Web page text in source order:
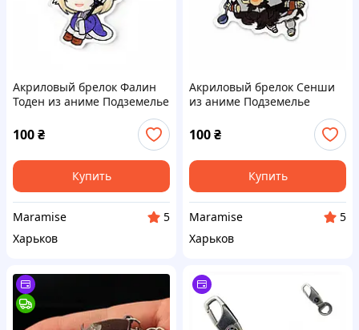
Акриловый брелок Фалин
Тоден из аниме Подземелье
100₴
Купить
Maramise
5
Харьков
Акриловый брелок Сенши
из аниме Подземелье
100₴
Купить
Maramise
5
Харьков